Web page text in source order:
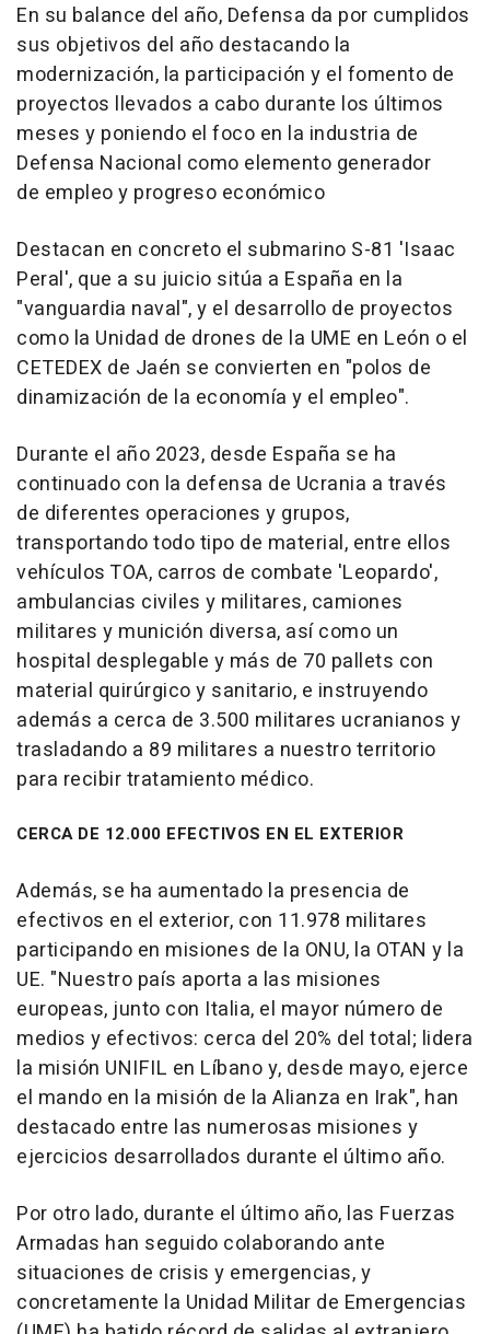
En su balance del año, Defensa da por cumplidos
sus objetivos del año destacando la
modernización, la participación y el fomento de
proyectos llevados a cabo durante los últimos
meses y poniendo el foco en la industria de
Defensa Nacional como elemento generador
de empleo y progreso económico
Destacan en concreto el submarino S-81 'Isaac
Peral', que a su juicio sitúa a España en la
"vanguardia naval", y el desarrollo de proyectos
como la Unidad de drones de la UME en León o el
CETEDEX de Jaén se convierten en "polos de
dinamización de la economía y el empleo".
Durante el año 2023, desde España se ha
continuado con la defensa de Ucrania a través
de diferentes operaciones y grupos,
transportando todo tipo de material, entre ellos
vehículos TOA, carros de combate 'Leopardo',
ambulancias civiles y militares, camiones
militares y munición diversa, así como un
hospital desplegable y más de 70 pallets con
material quirúrgico y sanitario, e instruyendo
además a cerca de 3.500 militares ucranianos y
trasladando a 89 militares a nuestro territorio
para recibir tratamiento médico.
CERCA DE 12.000 EFECTIVOS EN EL EXTERIOR
Además, se ha aumentado la presencia de
efectivos en el exterior, con 11.978 militares
participando en misiones de la ONU, la OTAN y la
UE. "Nuestro país aporta a las misiones
europeas, junto con Italia, el mayor número de
medios y efectivos: cerca del 20% del total; lidera
la misión UNIFIL en Líbano y, desde mayo, ejerce
el mando en la misión de la Alianza en Irak", han
destacado entre las numerosas misiones y
ejercicios desarrollados durante el último año.
Por otro lado, durante el último año, las Fuerzas
Armadas han seguido colaborando ante
situaciones de crisis y emergencias, y
concretamente la Unidad Militar de Emergencias